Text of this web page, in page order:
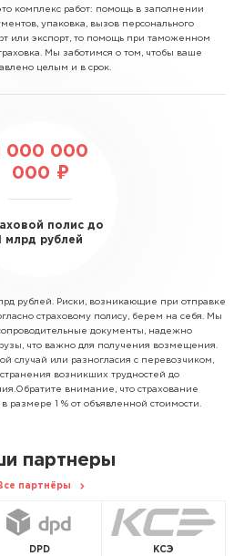
комплекс работ: помощь в заполнении
упаковка, вызов персонального
или экспорт, то помощь при таможенном
Мы заботимся о том, чтобы ваше
целым и в срок.
000 000
000 ₽
полис до
млрд рублей
рублей.
Риски, возникающие при отправке
страховому полису, берем на себя. Мы
документы, надежно
что важно для получения возмещения.
случай или разногласия с перевозчиком,
возникших трудностей до
внимание, что страхование
размере 1 % от объявленной стоимости.
партнеры
партнёры
DPD КСЭ